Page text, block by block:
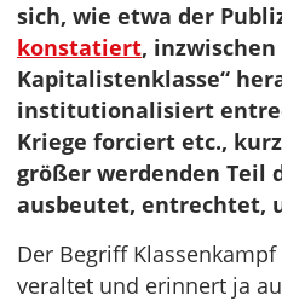
sich, wie etwa der
konstatiert,
Kapitalistenklasse“
institutionalisiert
Kriege forciert etc.,
größer werdenden Teil
ausbeutet, entrechtet,
Der Begriff
veraltet und erinnert ja